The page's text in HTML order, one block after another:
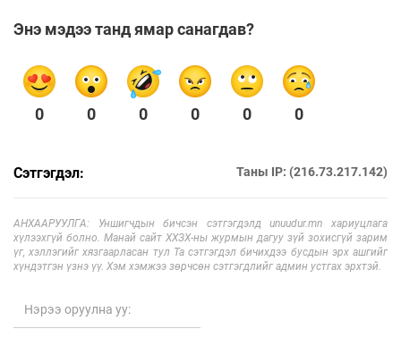
Энэ мэдээ танд ямар санагдав?
0 0 0 0 0 0
Сэтгэгдэл: Таны IP: (216.73.217.142)
АНХААРУУЛГА: Уншигчдын бичсэн сэтгэгдэлд unuudur.mn хариуцлага
хүлээхгүй болно. Манай сайт ХХЗХ-ны журмын дагуу зүй зохисгүй зарим
үг, хэллэгийг хязгаарласан тул Та сэтгэгдэл бичихдээ бусдын эрх ашгийг
хүндэтгэн үзнэ үү. Хэм хэмжээ зөрчсөн сэтгэгдлийг админ устгах эрхтэй.